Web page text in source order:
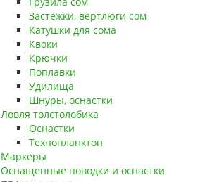
Застежки, вертлюги сом
Катушки для сома
Квоки
Крючки
Поплавки
Удилища
Шнуры, оснастки
Ловля толстолобика
Оснастки
Технопланктон
Маркеры
Оснащенные поводки и оснастки